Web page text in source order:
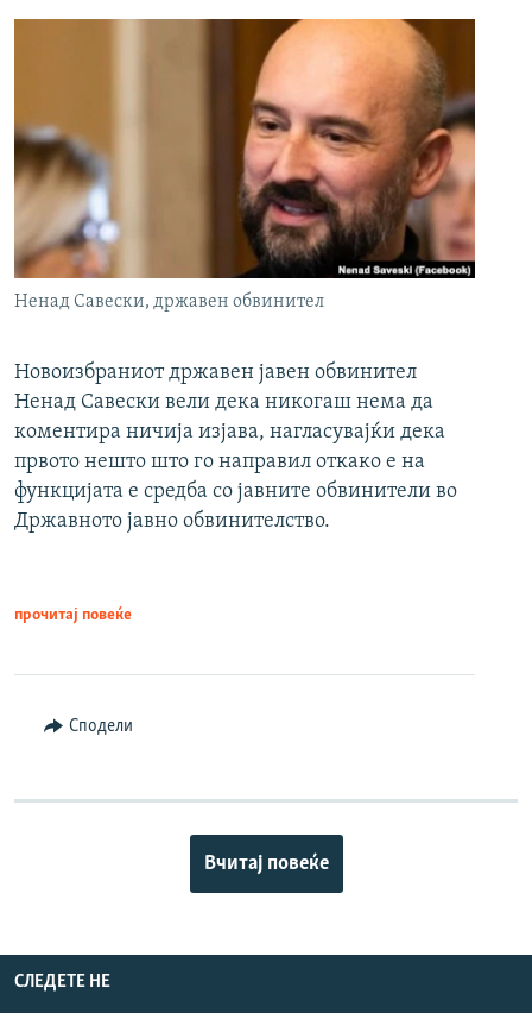
Ненад Савески, државен обвинител
Новоизбраниот државен јавен обвинител
Ненад Савески вели дека никогаш нема да
коментира ничија изјава, нагласувајќи дека
првото нешто што го направил откако е на
функцијата е средба со јавните обвинители во
Државното јавно обвинителство.
прочитај повеќе
Сподели
Вчитај повеќе
СЛЕДЕТЕ НЕ